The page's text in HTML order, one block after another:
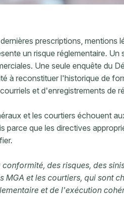
prescriptions, mentions
un risque réglementaire. Un
Une seule enquête du
à reconstituer l'historique de
et d'enregistrements de
et les courtiers échouent
parce que les directives
des risques, des
et les courtiers, qui sont
et de l'exécution